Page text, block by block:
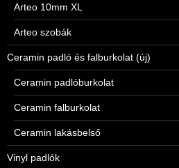
Arteo 10mm XL
Arteo szobák
Ceramin padló és falburkolat (új)
Ceramin padlóburkolat
Ceramin falburkolat
Ceramin lakásbelső
Vinyl padlók